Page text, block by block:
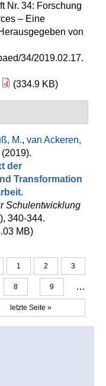
Nr. 34: Forschung
– Eine
von
34/2019.02.17.
(334.9 KB)
M., van Ackeren,
(2019).
der
Transformation
.
Schulentwicklung
340-344.
MB)
1 2 3
8 9 …
letzte Seite »